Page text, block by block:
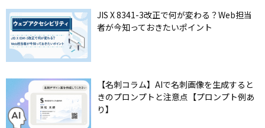
JIS X 8341-3改正で何が変わる？Web担当
者が今知っておきたいポイント
【名刺コラム】AIで名刺画像を生成すると
きのプロンプトと注意点【プロンプト例あ
り】